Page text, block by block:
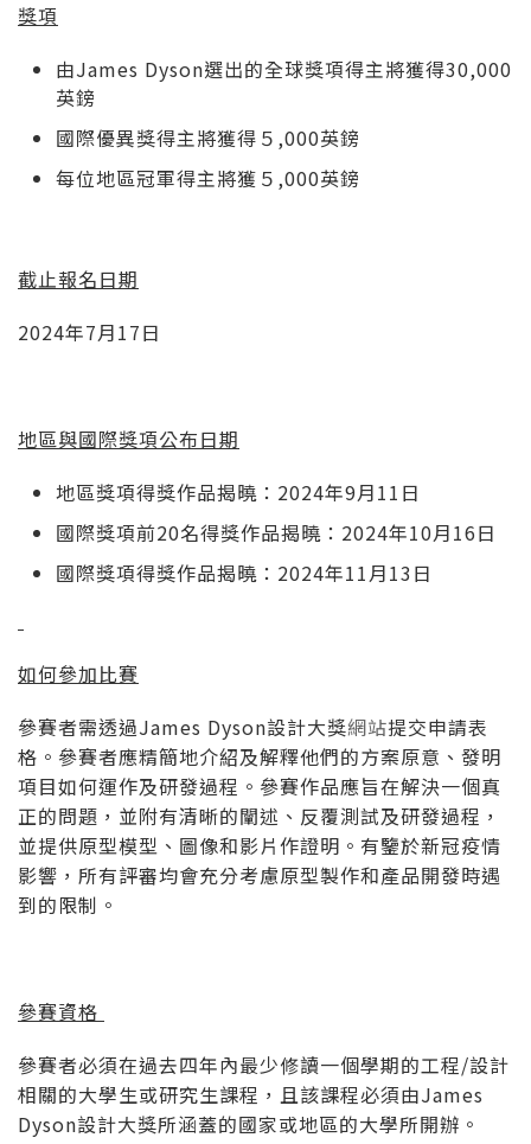
獎項
由James Dyson選出的全球獎項得主將獲得30,000
英鎊
國際優異獎得主將獲得５,000英鎊
每位地區冠軍得主將獲５,000英鎊
截止報名日期
2024年7月17日
地區與國際獎項公布日期
地區獎項得獎作品揭曉：2024年9月11日
國際獎項前20名得獎作品揭曉：2024年10月16日
國際獎項得獎作品揭曉：2024年11月13日
如何參加比賽
參賽者需透過James Dyson設計大獎網站提交申請表
格。參賽者應精簡地介紹及解釋他們的方案原意、發明
項目如何運作及研發過程。參賽作品應旨在解決一個真
正的問題，並附有清晰的闡述、反覆測試及研發過程，
並提供原型模型、圖像和影片作證明。有鑒於新冠疫情
影響，所有評審均會充分考慮原型製作和產品開發時遇
到的限制。
參賽資格
參賽者必須在過去四年內最少修讀一個學期的工程/設計
相關的大學生或研究生課程，且該課程必須由James
Dyson設計大獎所涵蓋的國家或地區的大學所開辦。